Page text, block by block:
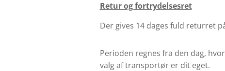
Retur og fortrydelsesret
Der gives 14 dages fuld returret
Perioden regnes fra den dag,
valg af transportør er dit eget.